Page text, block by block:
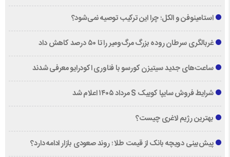
استامینوفن و الکل؛ چرا این ترکیب توصیه نمی‌شود؟
غربالگری سرطان روده بزرگ مرگ‌ومیر را تا ۵۰ درصد کاهش داد
ساعت‌های جدید سیتیزن کورسو با فناوری اکودرایو معرفی شدند
شرایط فروش سایپا کوییک S مرداد ۱۴۰۵ اعلام شد
بهترین رژیم لاغری چیست؟
پیش‌بینی دویچه‌ بانک از قیمت طلا ؛ روند صعودی بازار ادامه دارد؟